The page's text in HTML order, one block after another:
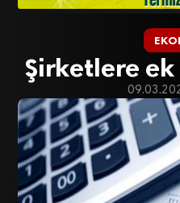
Şirketlere